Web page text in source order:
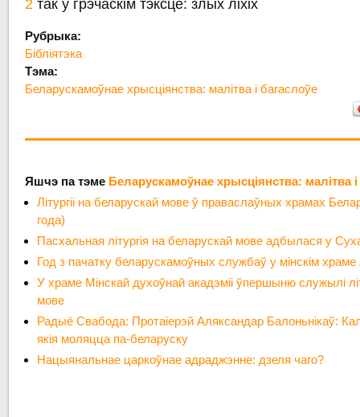
2 так у грэчаскім тэксце: злых ліхіх
Рубрыка:
Бібліятэка
Тэма:
Беларускамоўнае хрысціянства: малітва і багаслоўе
Яшчэ па тэме Беларускамоўнае хрысціянства: малітва
Літургіі на беларускай мове ў праваслаўных храмах
года)
Пасхальная літургія на беларускай мове адбылася у
Год з пачатку беларускамоўных службаў у мінскім храме
У храме Мінскай духоўнай акадэміі ўпершыню служылі
мове
Радыё Свабода: Протаіерэй Аляксандар Балоньнікаў:
якія моляцца па-беларуску
Нацыянальнае царкоўнае адраджэнне: дзеля чаго?